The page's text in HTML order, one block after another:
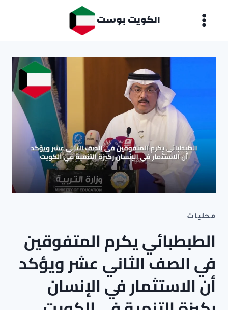
الكويت بوست
محليات
الطبطبائي يكرم المتفوقين
في الصف الثاني عشر ويؤكد
أن الاستثمار في الإنسان